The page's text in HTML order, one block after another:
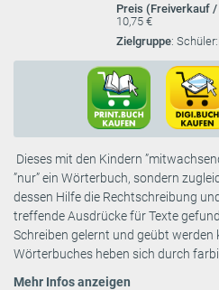
Preis (Freiverkauf
10,75 €
Zielgruppe:
Dieses mit den Kindern
”nur” ein Wörterbuch, sondern
dessen Hilfe die Rechtschreibung
treffende Ausdrücke für Texte
Schreiben gelernt und geübt werden
Wörterbuches heben sich durch
Mehr Infos anzeigen